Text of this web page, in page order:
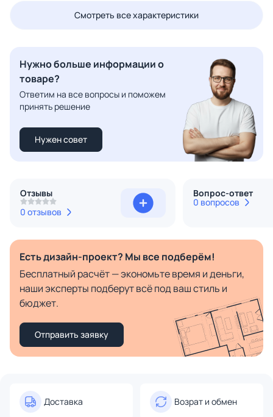
Смотреть все характеристики
Нужно больше информации о
товаре?
Ответим на все вопросы и поможем
принять решение
Нужен совет
Отзывы
0 отзывов
Вопрос-ответ
0 вопросов
Есть дизайн-проект? Мы все подберём!
Бесплатный расчёт — экономьте время и деньги,
наши эксперты подберут всё под ваш стиль и
бюджет.
Отправить заявку
Доставка Возрат и обмен